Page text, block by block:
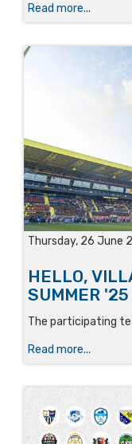
Read more...
Thursday, 26 June
HELLO,
SUMMER '25
The participating
Read more...